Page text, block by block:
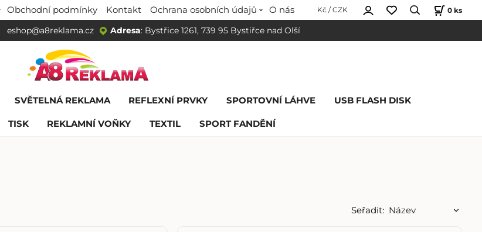
Obchodní podmínky Kontakt Ochrana osobních údajů O nás Kč / CZK 0 ks
eshop@a8reklama.cz Adresa: Bystřice 1261, 739 95 Bystiřce nad Olší
SVĚTELNÁ REKLAMA REFLEXNÍ PRVKY SPORTOVNÍ LÁHVE USB FLASH DISK
TISK REKLAMNÍ VOŇKY TEXTIL SPORT FANDĚNÍ
Seřadit: